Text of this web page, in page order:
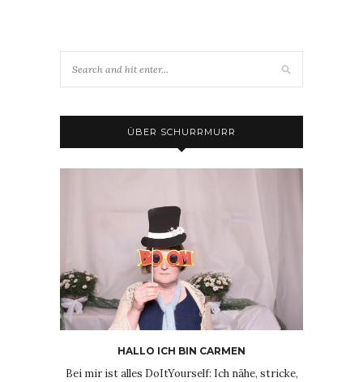
ÜBER SCHURRMURR
HALLO ICH BIN CARMEN
Bei mir ist alles DoItYourself: Ich nähe, stricke,